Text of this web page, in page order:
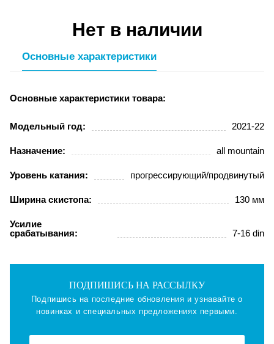
Нет в наличии
Основные характеристики
Основные характеристики товара:
Модельный год: 2021-22
Назначение: all mountain
Уровень катания: прогрессирующий/продвинутый
Ширина скистопа: 130 мм
Усилие
срабатывания:
7-16 din
ПОДПИШИСЬ НА РАССЫЛКУ
Подпишись на последние обновления и узнавайте о
новинках и специальных предложениях первыми.